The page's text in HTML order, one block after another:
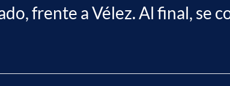
frente a Vélez. Al final, se